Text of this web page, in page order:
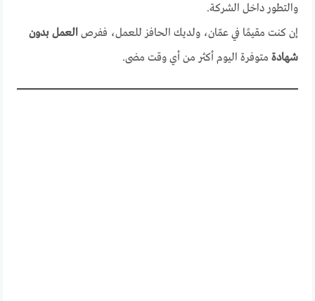
والتطور داخل الشركة.
إن كنت مقيمًا في عمّان، ولديك الحافز للعمل، ففرصالعمل بدون
شهادة متوفرة اليوم أكثر من أي وقت مضى.